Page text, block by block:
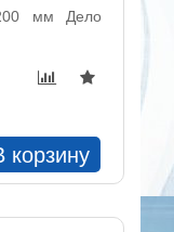
мм Дело
корзину